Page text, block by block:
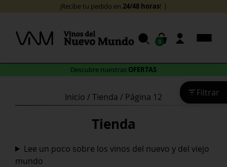
content
Descubre nuestras OFERTAS
¡Recibe tu pedido en 24/48 horas!
0
Inicio /Tienda / Página 12
Tienda
Lee un poco sobre los vinos del nuevo y del viejo
mundo
Filtrar